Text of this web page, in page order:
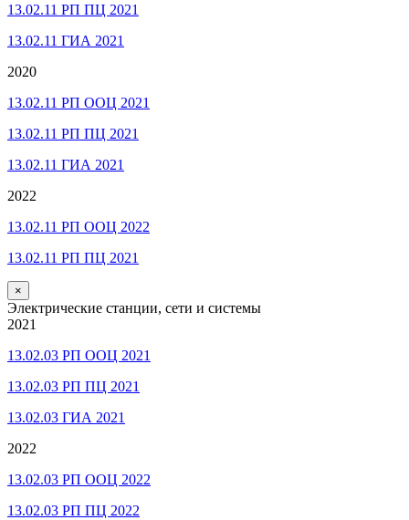
13.02.11 РП ПЦ 2021
13.02.11 ГИА 2021
2020
13.02.11 РП ООЦ 2021
13.02.11 РП ПЦ 2021
13.02.11 ГИА 2021
2022
13.02.11 РП ООЦ 2022
13.02.11 РП ПЦ 2021
×
Электрические станции, сети и системы
2021
13.02.03 РП ООЦ 2021
13.02.03 РП ПЦ 2021
13.02.03 ГИА 2021
2022
13.02.03 РП ООЦ 2022
13.02.03 РП ПЦ 2022